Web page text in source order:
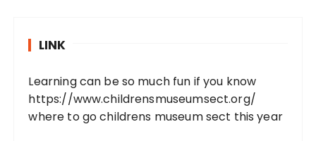
LINK
Learning can be so much fun if you know
https://www.childrensmuseumsect.org/
where to go childrens museum sect this year